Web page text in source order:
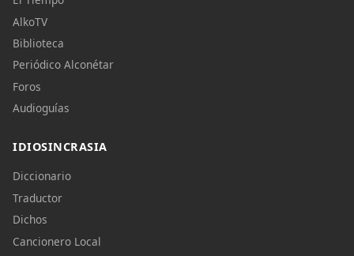
AlkoTV
Biblioteca
Periódico Alconétar
Foros
Audioguías
IDIOSINCRASIA
Diccionario
Traductor
Dichos
Cancionero Local